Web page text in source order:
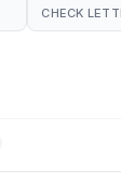
CHECK